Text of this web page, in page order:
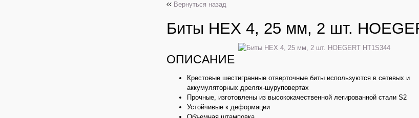
Вернуться назад
Биты HEX 4, 25 мм, 2 шт.
ОПИСАНИЕ
Крестовые шестигранные отверточные биты используются в сетевых и
аккумуляторных дрелях-шуруповертах
Прочные, изготовлены из высококачественной легированной стали S2
Устойчивые к деформации